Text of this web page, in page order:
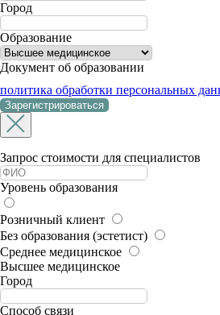
Город
Образование
Документ об образовании
политика обработки персональных
Зарегистрироваться
Запрос стоимости для специалистов
Уровень образования
Розничный клиент
Без образования (эстетист)
Среднее медицинское
Высшее медицинское
Город
Способ связи